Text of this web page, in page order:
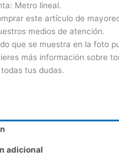
Metro lineal.
este artículo de
medios de atención.
que se muestra en la foto
más información sobre
tus dudas.
adicional